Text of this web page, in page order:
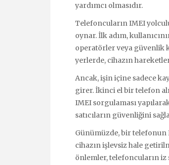
yardımcı olmasıdır.
Telefoncuların IMEI
oynar. İlk adım,
operatörler veya güvenlik
yerlerde, cihazın
Ancak, işin içine sadece
girer. İkinci el bir telefon
IMEI sorgulaması
satıcıların güvenliğini
Günümüzde, bir telefonun
cihazın işlevsiz hale
önlemler, telefoncuların